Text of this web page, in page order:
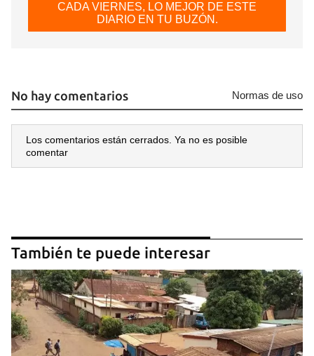
CADA VIERNES, LO MEJOR DE ESTE
DIARIO EN TU BUZÓN.
No hay comentarios Normas de uso
Los comentarios están cerrados. Ya no es posible
comentar
También te puede interesar